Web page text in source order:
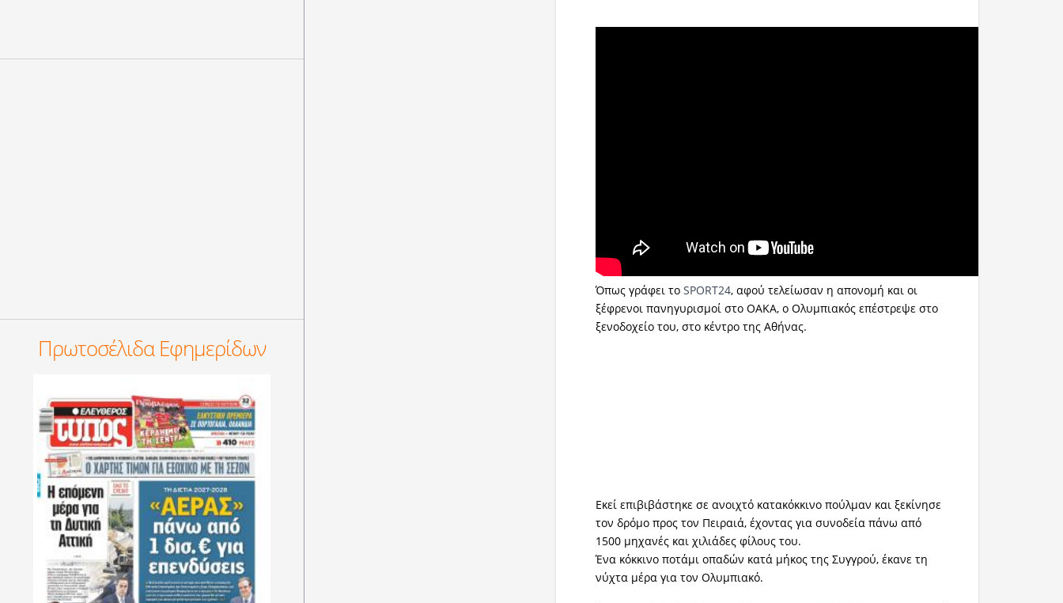
Όπως γράφει τοSPORT24, αφού τελείωσαν η απονομή και οι
ξέφρενοι πανηγυρισμοί στο ΟΑΚΑ, ο Ολυμπιακός επέστρεψε στο
ξενοδοχείο του, στο κέντρο της Αθήνας.
Εκεί επιβιβάστηκε σε ανοιχτό κατακόκκινο πούλμαν και ξεκίνησε
τον δρόμο προς τον Πειραιά, έχοντας για συνοδεία πάνω από
1500 μηχανές και χιλιάδες φίλους του.
Ένα κόκκινο ποτάμι οπαδών κατά μήκος της Συγγρού, έκανε τη
νύχτα μέρα για τον Ολυμπιακό.
Πρωτοσέλιδα Εφημερίδων